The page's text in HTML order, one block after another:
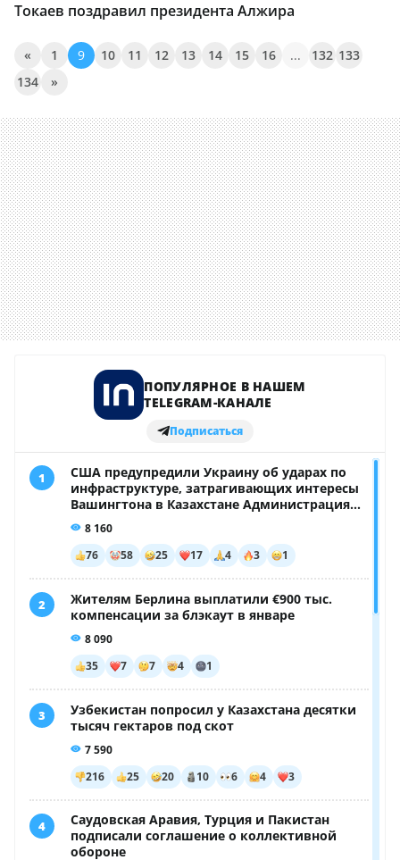
Токаев поздравил президента Алжира
« 1 9 10 11 12 13 14 15 16 ... 132 133
134
»